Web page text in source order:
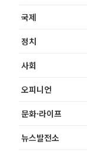
국제
정치
사회
오피니언
문화·라이프
뉴스발전소